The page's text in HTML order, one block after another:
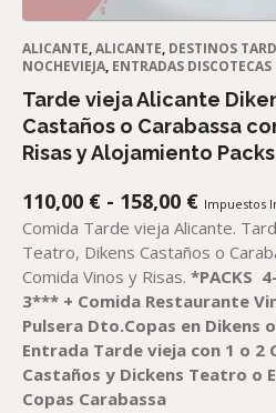
ALICANTE,ALICANTE, DESTINOS
NOCHEVIEJA, ENTRADAS DISCOTECAS
Tarde vieja Alicante
Castaños o Carabassa
Risas y Alojamiento
110,00 € - 158,00 €RANGO
DE
DESDE
110,00 €
HASTA
158,00 €
Impuestos
Comida Tarde vieja Alicante.
Teatro, Dikens Castaños o
Comida Vinos y Risas. *PACKS
3*** + Comida Restaurante
Pulsera Dto.Copas en Dikens
Entrada Tarde vieja con 1 o 2
Castaños y Dickens Teatro o
Copas Carabassa